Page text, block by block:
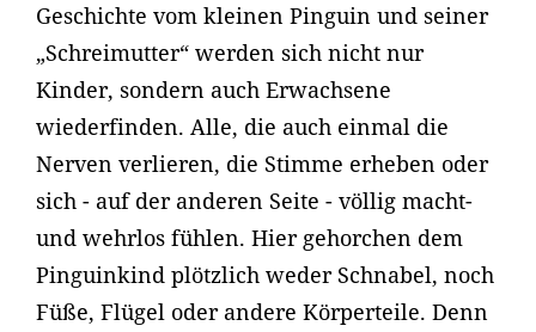
Geschichte vom kleinen Pinguin und seiner
„Schreimutter“ werden sich nicht nur
Kinder, sondern auch Erwachsene
wiederfinden. Alle, die auch einmal die
Nerven verlieren, die Stimme erheben oder
sich - auf der anderen Seite - völlig macht-
und wehrlos fühlen. Hier gehorchen dem
Pinguinkind plötzlich weder Schnabel, noch
Füße, Flügel oder andere Körperteile. Denn